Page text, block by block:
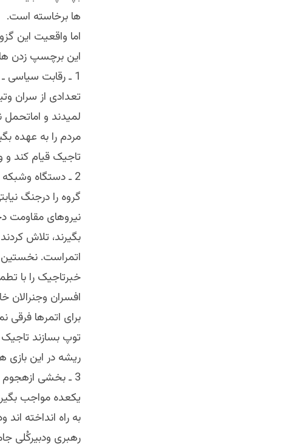
ها برخاسته است.
اما واقعیت این
این برچسپ زدن
1 ـ رقابت سیاسی ـ اجتماعی
تعدادی از سران
لمیدند و
مردم را به عهده
تاجیک قیام کند
2 ـ دستگاه
گروه را درجنگ
نیروهای مقاومت
بگیرند، تلاش
اتمراست. نخستین
خبرتاجیک را با
افسران وجنرالان
برای اتمرها
توپ بسازند
ریشه در این بازی
3 ـ بخشی
یکعده مواجب
به راه انداخته
رهبری ودبیرکُلی